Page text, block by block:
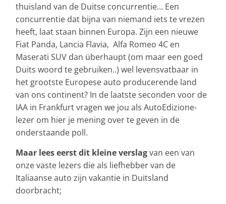
thuisland van de Duitse concurrentie… Een
concurrentie dat bijna van niemand iets te vrezen
heeft, laat staan binnen Europa. Zijn een nieuwe
Fiat Panda, Lancia Flavia, Alfa Romeo 4C en
Maserati SUV dan überhaupt (om maar een goed
Duits woord te gebruiken..) wel levensvatbaar in
het grootste Europese auto producerende land
van ons continent? In de laatste seconden voor de
IAA in Frankfurt vragen we jou als AutoEdizione-
lezer om hier je mening over te geven in de
onderstaande poll.
Maar lees eerst dit kleine verslagvan een van
onze vaste lezers die als liefhebber van de
Italiaanse auto zijn vakantie in Duitsland
doorbracht;